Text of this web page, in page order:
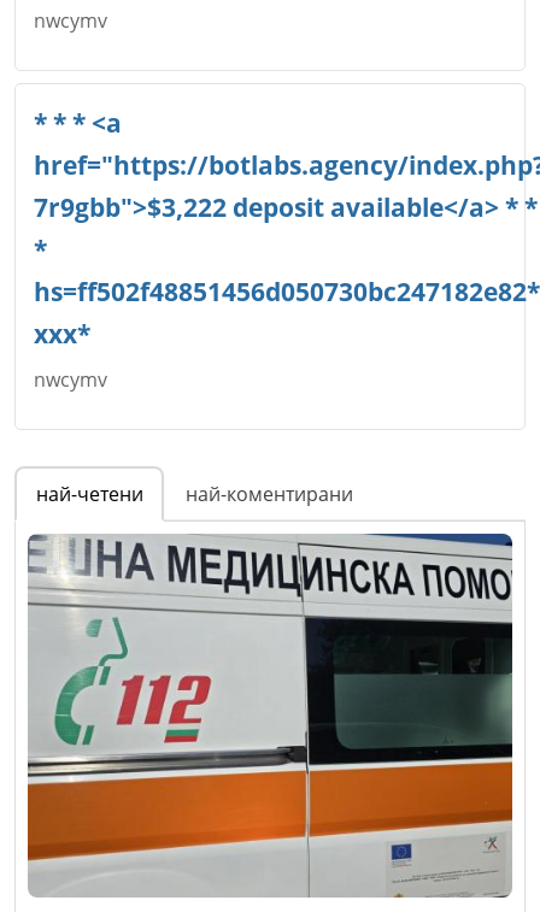
nwcymv
Коментар
Откажи
* * * <a
href="https://botlabs.agency/
7r9gbb">$3,222 deposit available</a> * *
*
hs=ff502f48851456d050730bc247182e82*
ххх*
nwcymv
Име*
Email
Коментар*
най-четени най-коментирани